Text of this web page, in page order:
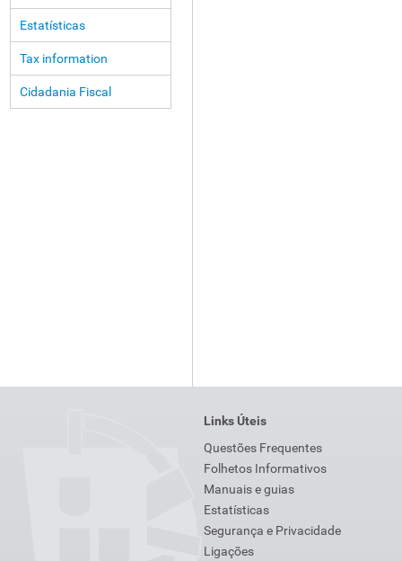
Estatísticas
Tax information
Cidadania Fiscal
Links Úteis
Questões Frequentes
Folhetos Informativos
Manuais e guias
Estatísticas
Segurança e Privacidade
Ligações